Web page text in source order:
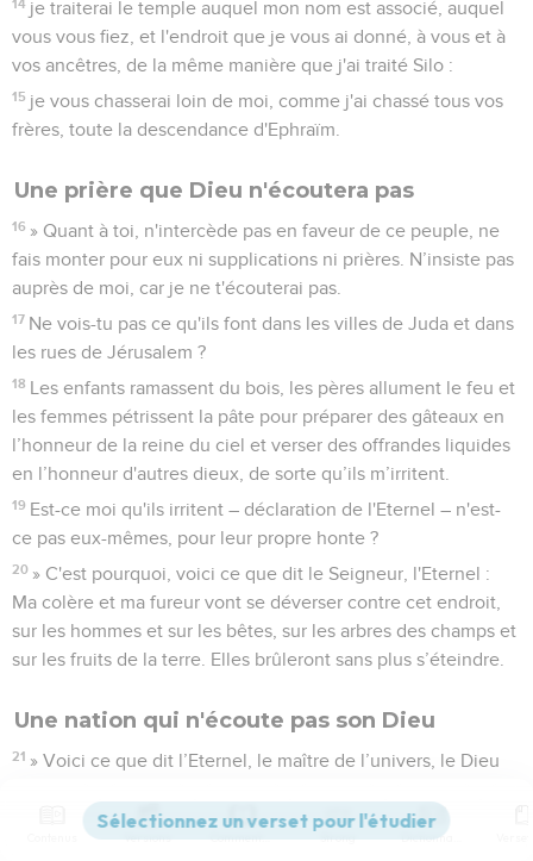
14 je traiterai le temple auquel mon nom est associé, auquel
vous vous fiez, et l'endroit que je vous ai donné, à vous et à
vos ancêtres, de la même manière que j'ai traité Silo :
15 je vous chasserai loin de moi, comme j'ai chassé tous vos
frères, toute la descendance d'Ephraïm.
Une prière que Dieu n'écoutera pas
16 » Quant à toi, n'intercède pas en faveur de ce peuple, ne
fais monter pour eux ni supplications ni prières. N’insiste pas
auprès de moi, car je ne t'écouterai pas.
17 Ne vois-tu pas ce qu'ils font dans les villes de Juda et dans
les rues de Jérusalem ?
18 Les enfants ramassent du bois, les pères allument le feu et
les femmes pétrissent la pâte pour préparer des gâteaux en
l’honneur de la reine du ciel et verser des offrandes liquides
en l’honneur d'autres dieux, de sorte qu’ils m’irritent.
19 Est-ce moi qu'ils irritent – déclaration de l'Eternel – n'est-
ce pas eux-mêmes, pour leur propre honte ?
20 » C'est pourquoi, voici ce que dit le Seigneur, l'Eternel :
Ma colère et ma fureur vont se déverser contre cet endroit,
sur les hommes et sur les bêtes, sur les arbres des champs et
sur les fruits de la terre. Elles brûleront sans plus s’éteindre.
Une nation qui n'écoute pas son Dieu
21 » Voici ce que dit l’Eternel, le maître de l’univers, le Dieu
en la viande !
Versions Commentaires Strong